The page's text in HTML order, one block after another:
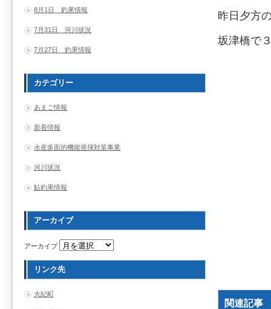
昨日夕方
坂津橋で
関連記事
8月1日 釣果情報
7月31日 河川状況
7月27日 釣果情報
カテゴリー
あまご情報
新着情報
水産多面的機能発揮対策事業
河川状況
鮎釣果情報
アーカイブ
アーカイブ
リンク先
大紀町